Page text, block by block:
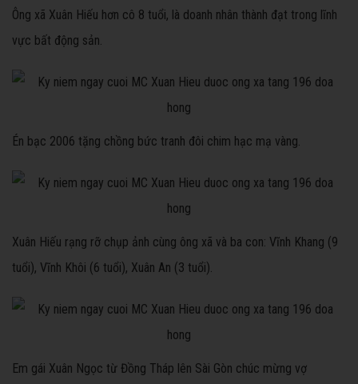
Ông xã Xuân Hiếu hơn cô 8 tuổi, là doanh nhân thành đạt trong lĩnh
vực bất động sản.
Én bạc 2006 tặng chồng bức tranh đôi chim hạc mạ vàng.
Xuân Hiếu rạng rỡ chụp ảnh cùng ông xã và ba con: Vĩnh Khang (9
tuổi), Vĩnh Khôi (6 tuổi), Xuân An (3 tuổi).
Em gái Xuân Ngọc từ Đồng Tháp lên Sài Gòn chúc mừng vợ